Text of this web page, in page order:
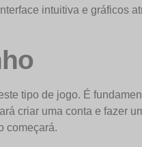
intuitiva e gráficos
tipo de jogo. É
criar uma conta e fazer
começará.